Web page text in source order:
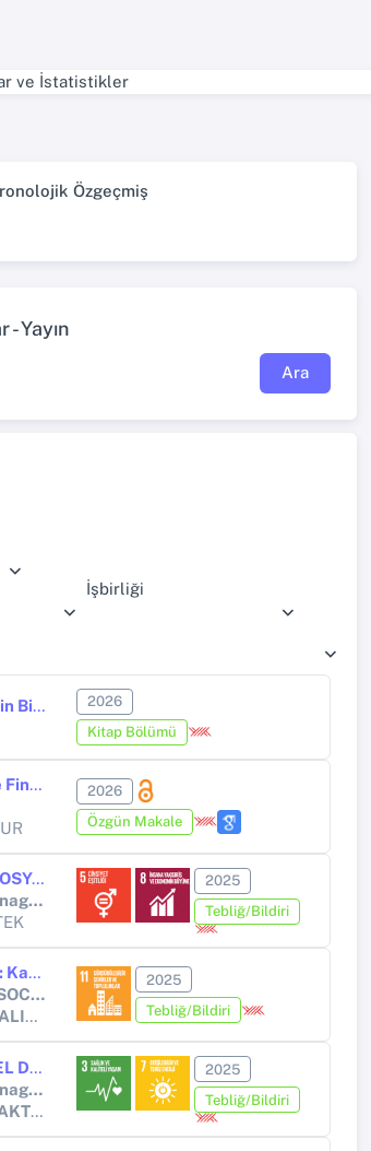
ve İstatistikler
Özgeçmiş
Yayın
Ara
İşbirliği
GENEL HAVACILIK 2006-2025 Dönemine İlişkin Bibliyometrik Bir Analiz
2026
Kitap Bölümü
Havayolu Sektöründe Çalışan Odaklı Sosyal ve Finansal Performans Analizi: Bütünleşik LOPCOW-COCOSO Yaklaşımı
2026
Özgün Makale
HAVAYOLU SEKTÖRÜNDE ÇALIŞAN ODAKLI SOSYAL PERFORMANS VE FİNANSAL BAŞARI ARASINDAKİ İLİŞKİNİN ÇKKV YÖNTEMİYLE İNCELENMESİ
The 5th International Congress on Aviation Management 2025 (ICAM25)
2025
Tebliğ/Bildiri
Hava Taşımacılığında Yolcu Profili ve Tercihleri: Kastamonu Üzerine Bir Araştırma
EGE 14th INTERNATIONAL CONFERENCE ON SOCIAL SCIENCES
, Ahmet ERTEK
2025
Tebliğ/Bildiri
HAVACILIK ÇALIŞANLARININ YEŞİL ÖRGÜTSEL DAVRANIŞLARININ YAŞAM TATMİNİNE ETKİSİNDE KUŞAK FARKININ DÜZENLEYİCİ ETKİSİ
The 5th International Congress on Aviation Management 2025 (ICAM25)
2025
Tebliğ/Bildiri